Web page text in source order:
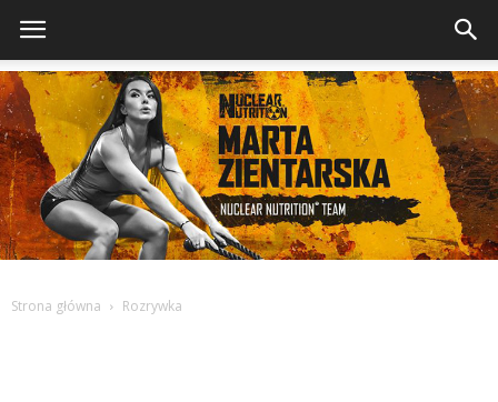
Strona główna Rozrywka